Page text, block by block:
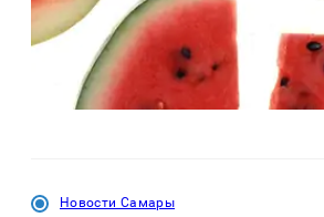
Новости Самары